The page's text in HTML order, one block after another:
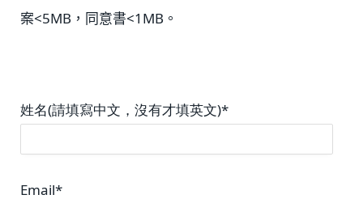
案<5MB，同意書<1MB。
姓名(請填寫中文，沒有才填英文)*
Email*